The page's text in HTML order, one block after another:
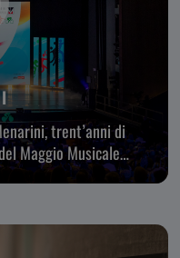
trent’anni di
Maggio Musicale